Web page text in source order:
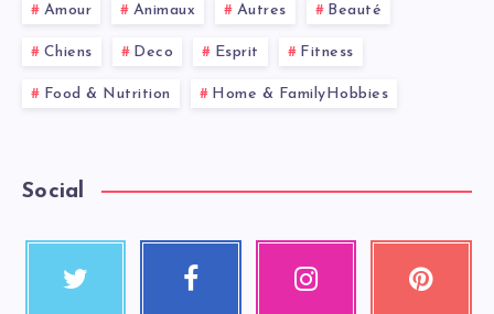
Amour Animaux Autres Beauté
Chiens Deco Esprit Fitness
Food & Nutrition Home & FamilyHobbies
Social